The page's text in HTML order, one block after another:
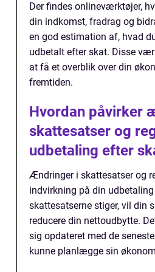
Der findes onlineværktøjer,
din indkomst, fradrag og
en god estimation af, hvad
udbetalt efter skat. Disse
at få et overblik over din
fremtiden.
Hvordan påvirker
skattesatser og
udbetaling efter
Ændringer i skattesatser og
indvirkning på din
skattesatserne stiger, vil din
reducere din nettoudbytte.
sig opdateret med de
kunne planlægge sin